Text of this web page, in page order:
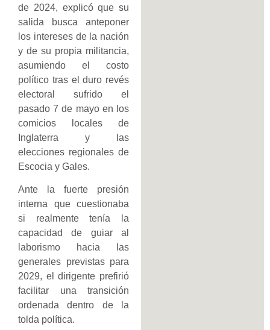
de 2024, explicó que su
salida busca anteponer
los intereses de la nación
y de su propia militancia,
asumiendo el costo
político tras el duro revés
electoral sufrido el
pasado 7 de mayo en los
comicios locales de
Inglaterra y las
elecciones regionales de
Escocia y Gales.
Ante la fuerte presión
interna que cuestionaba
si realmente tenía la
capacidad de guiar al
laborismo hacia las
generales previstas para
2029, el dirigente prefirió
facilitar una transición
ordenada dentro de la
tolda política.